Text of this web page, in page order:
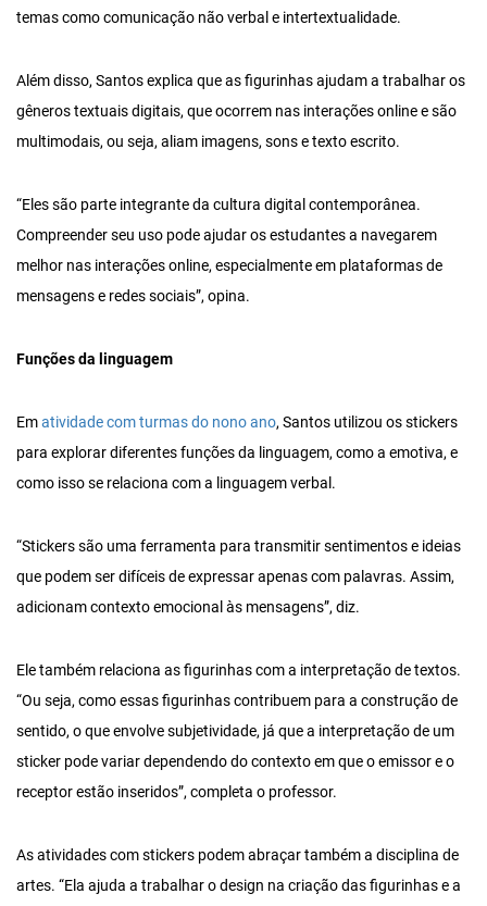
temas como comunicação não verbal e intertextualidade.
Além disso, Santos explica que as figurinhas ajudam a trabalhar os
gêneros textuais digitais, que ocorrem nas interações online e são
multimodais, ou seja, aliam imagens, sons e texto escrito.
“Eles são parte integrante da cultura digital contemporânea.
Compreender seu uso pode ajudar os estudantes a navegarem
melhor nas interações online, especialmente em plataformas de
mensagens e redes sociais”, opina.
Funções da linguagem
Ematividade com turmas do nono ano, Santos utilizou os stickers
para explorar diferentes funções da linguagem, como a emotiva, e
como isso se relaciona com a linguagem verbal.
“Stickers são uma ferramenta para transmitir sentimentos e ideias
que podem ser difíceis de expressar apenas com palavras. Assim,
adicionam contexto emocional às mensagens”, diz.
Ele também relaciona as figurinhas com a interpretação de textos.
“Ou seja, como essas figurinhas contribuem para a construção de
sentido, o que envolve subjetividade, já que a interpretação de um
sticker pode variar dependendo do contexto em que o emissor e o
receptor estão inseridos”, completa o professor.
As atividades com stickers podem abraçar também a disciplina de
artes. “Ela ajuda a trabalhar o design na criação das figurinhas e a